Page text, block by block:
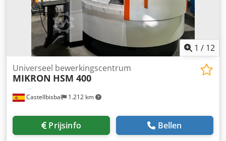
1 / 12
Castellbisbal 1.212 km
Universeel bewerkingscentrum
MIKRON HSM 400
Prijsinfo Bellen